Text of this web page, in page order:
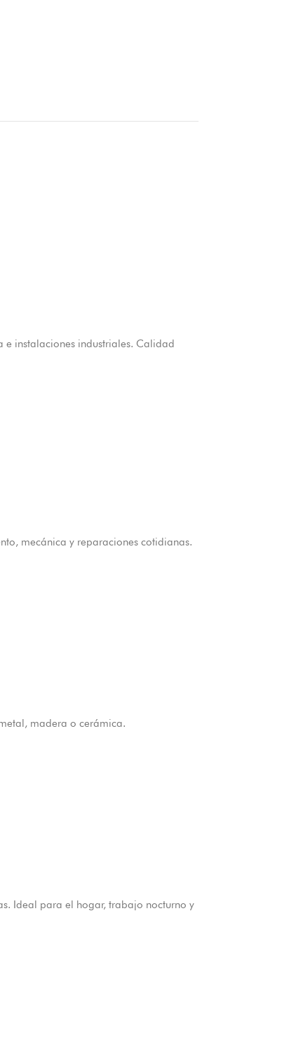
instalaciones industriales. Calidad
mecánica y reparaciones cotidianas.
madera o cerámica.
Ideal para el hogar, trabajo nocturno y